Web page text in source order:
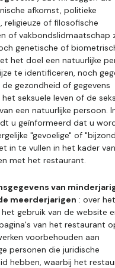
afkomst, politieke
religieuze of filosofische
of vakbondslidmaatschap
genetische of
het doel een natuurlijke
te identificeren, noch
gezondheid of gegevens
seksuele leven of de
een natuurlijke persoon.
u geïnformeerd dat u
"gevoelige" of
in te vullen in het kader
met het restaurant.
van
meerderjarigen : over het
het gebruik van de website
van het restaurant
voorbehouden aan
personen die juridische
hebben, waarbij het